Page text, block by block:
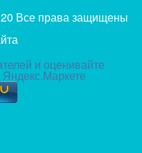
Все права защищены